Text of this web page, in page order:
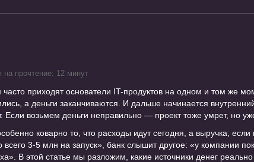
на прочтение: 12 минут
часто приходят основатели IT-продуктов на одном и том же
а деньги заканчиваются. И дальше начинается
Если возьмем деньги неправильно — проект тоже умрет, но
коварно то, что расходы идут сегодня, а выручка,
всего 3-5 млн на запуск», банк слышит другое: «у компании
В этой статье мы разложим, какие источники денег